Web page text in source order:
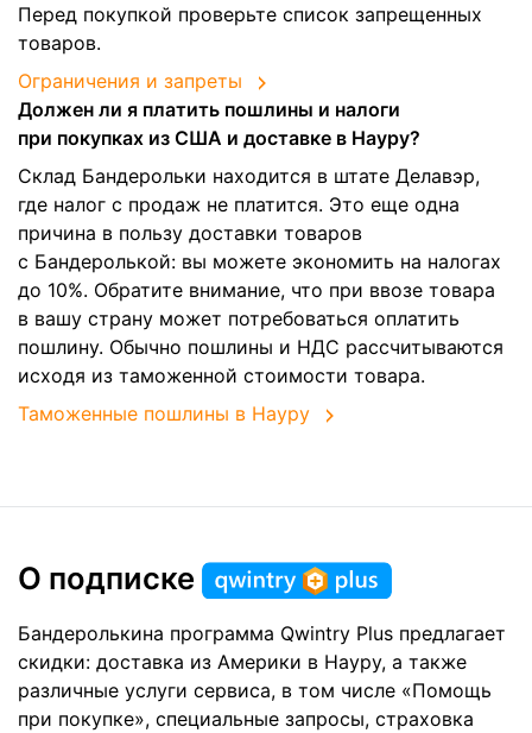
Перед покупкой проверьте список запрещенных
товаров.
Ограничения и запреты
Должен ли я платить пошлины и налоги
при покупках из США и доставке в Науру?
Склад Бандерольки находится в штате Делавэр,
где налог с продаж не платится. Это еще одна
причина в пользу доставки товаров
с Бандеролькой: вы можете экономить на налогах
до 10%. Обратите внимание, что при ввозе товара
в вашу страну может потребоваться оплатить
пошлину. Обычно пошлины и НДС рассчитываются
исходя из таможенной стоимости товара.
Таможенные пошлины в Науру
О подписке
Бандеролькина программа Qwintry Plus предлагает
скидки: доставка из Америки в Науру, а также
различные услуги сервиса, в том числе «Помощь
при покупке», специальные запросы, страховка